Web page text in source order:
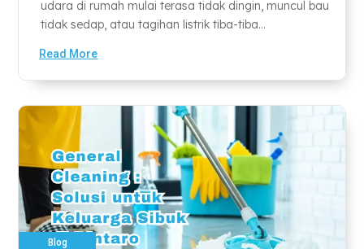
udara di rumah mulai terasa tidak dingin, muncul bau
tidak sedap, atau tagihan listrik tiba-tiba...
Read More
Blog